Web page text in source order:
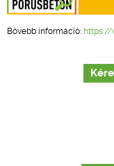
Bővebb információ: https://